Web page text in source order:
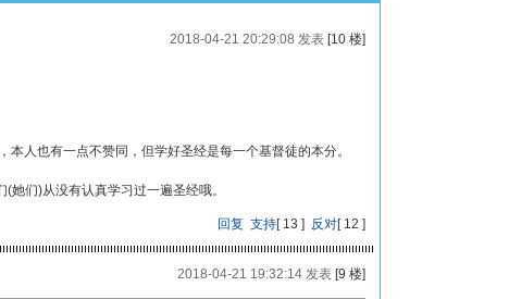
2018-04-21 20:29:08 发表[10 楼]
人也有一点不赞同，但学好圣经是每一个基督徒的本分。
她们)从没有认真学习过一遍圣经哦。
回复 支持[13 ] 反对[12 ]
2018-04-21 19:32:14 发表[9 楼]